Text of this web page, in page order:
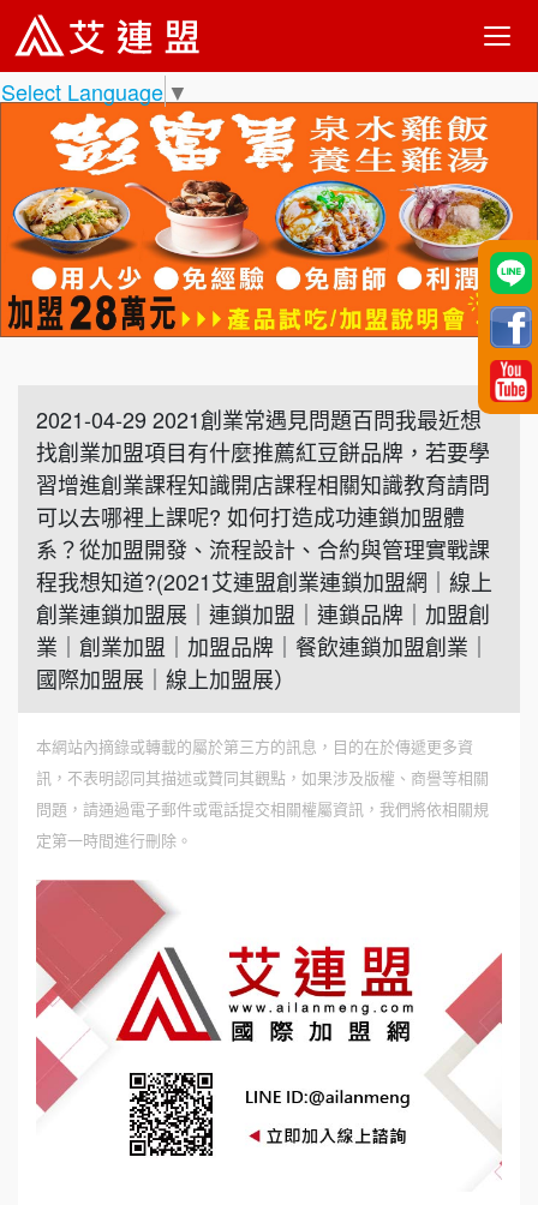
Select Language ▼
2021-04-29 2021創業常遇見問題百問我最近想
找創業加盟項目有什麼推薦紅豆餅品牌，若要學
習增進創業課程知識開店課程相關知識教育請問
可以去哪裡上課呢? 如何打造成功連鎖加盟體
系？從加盟開發、流程設計、合約與管理實戰課
程我想知道?(2021艾連盟創業連鎖加盟網｜線上
創業連鎖加盟展｜連鎖加盟｜連鎖品牌｜加盟創
業｜創業加盟｜加盟品牌｜餐飲連鎖加盟創業｜
國際加盟展｜線上加盟展）
本網站內摘錄或轉載的屬於第三方的訊息，目的在於傳遞更多資
訊，不表明認同其描述或贊同其觀點，如果涉及版權、商譽等相關
問題，請通過電子郵件或電話提交相關權屬資訊，我們將依相關規
定第一時間進行刪除。